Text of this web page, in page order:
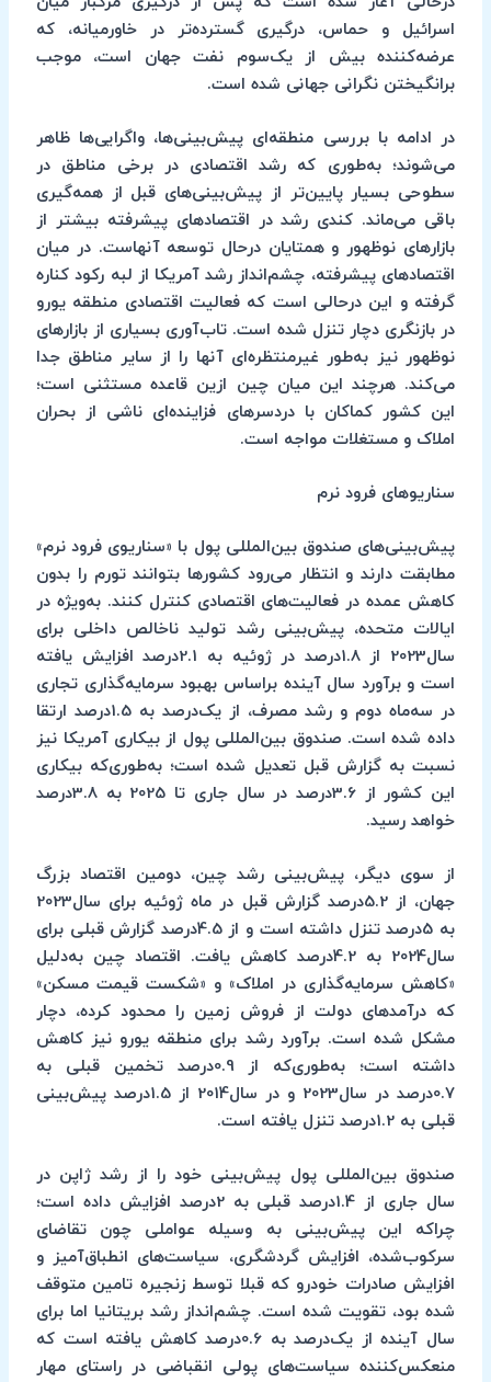
اسرائیل و حماس، درگیری گسترده‌تر در خاورمیانه، که
عرضه‌کننده بیش از یک‌سوم نفت جهان است، موجب
برانگیختن نگرانی جهانی شده است.
در ادامه با بررسی منطقه‌ای پیش‌بینی‌ها، واگرایی‌ها ظاهر
می‌شوند؛ به‌طوری که رشد اقتصادی در برخی مناطق در
سطوحی بسیار پایین‌تر از پیش‌بینی‌های قبل از همه‌گیری
باقی می‌‌ماند. کندی رشد در اقتصادهای پیشرفته بیشتر از
بازارهای نوظهور و همتایان درحال توسعه آنهاست. در میان
اقتصادهای پیشرفته، چشم‌انداز رشد آمریکا از لبه رکود کناره
گرفته و این درحالی است که فعالیت اقتصادی منطقه یورو
در بازنگری دچار تنزل شده است. تاب‌آوری بسیاری از بازارهای
نوظهور نیز به‌طور غیرمنتظره‌ای آنها را از سایر مناطق جدا
می‌کند. هرچند این میان چین ازین قاعده مستثنی است؛
این کشور کماکان با دردسرهای فزاینده‌ای ناشی از بحران
املاک و مستغلات مواجه است.
سناریوهای فرود نرم
پیش‌بینی‌های صندوق بین‌المللی پول با «سناریوی فرود نرم»
مطابقت دارند و انتظار می‌رود کشورها بتوانند تورم را بدون
کاهش عمده در فعالیت‌های اقتصادی کنترل کنند. به‌ویژه در
ایالات متحده، پیش‌بینی رشد تولید ناخالص داخلی برای
سال2023 از 1.8درصد در ژوئیه به 2.1درصد افزایش یافته
است و برآورد سال آینده براساس بهبود سرمایه‌گذاری تجاری
در سه‌ماه دوم و رشد مصرف، از یک‌درصد به 1.5درصد ارتقا
داده شده است. صندوق بین‌المللی پول از بیکاری آمریکا نیز
نسبت به گزارش قبل تعدیل شده است؛ به‌طوری‌که بیکاری
این کشور از 3.6درصد در سال جاری تا 2025 به 3.8درصد
خواهد رسید.
از سوی دیگر، پیش‌بینی رشد چین، دومین اقتصاد بزرگ
جهان، از 5.2درصد گزارش قبل در ماه ژوئیه برای سال2023
به 5درصد تنزل داشته است و از 4.5درصد گزارش قبلی برای
سال2024 به 4.2درصد کاهش یافت. اقتصاد چین به‌دلیل
«کاهش سرمایه‌گذاری در املاک» و «شکست قیمت مسکن»
که درآمدهای دولت از فروش زمین را محدود کرده، دچار
مشکل شده است. برآورد رشد برای منطقه یورو نیز کاهش
داشته است؛ به‌طوری‌که از 0.9درصد تخمین قبلی به
0.7درصد در سال2023 و در سال2014 از 1.5درصد پیش‌بینی
قبلی به 1.2درصد تنزل یافته است.
صندوق بین‌المللی پول پیش‌بینی خود را از رشد ژاپن در
سال جاری از 1.4درصد قبلی به 2درصد افزایش داده است؛
چراکه این پیش‌بینی به وسیله عواملی چون تقاضای
سرکوب‌شده، افزایش گردشگری، سیاست‌های انطباق‌آمیز و
افزایش صادرات خودرو که قبلا توسط زنجیره تامین متوقف
شده بود، تقویت شده است. چشم‌انداز رشد بریتانیا اما برای
سال آینده از یک‌درصد به 0.6درصد کاهش یافته است که
منعکس‌کننده سیاست‌های پولی انقباضی در راستای مهار